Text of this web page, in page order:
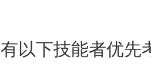
有以下技能者优